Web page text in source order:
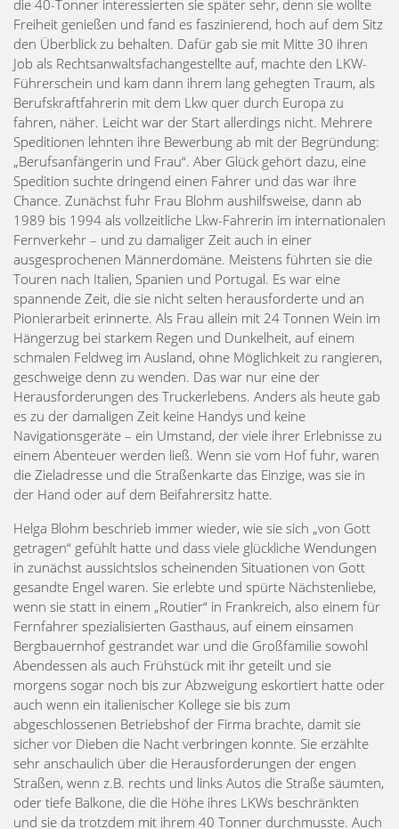
die 40-Tonner interessierten sie später sehr, denn sie wollte
Freiheit genießen und fand es faszinierend, hoch auf dem Sitz
den Überblick zu behalten. Dafür gab sie mit Mitte 30 ihren
Job als Rechtsanwaltsfachangestellte auf, machte den LKW-
Führerschein und kam dann ihrem lang gehegten Traum, als
Berufskraftfahrerin mit dem Lkw quer durch Europa zu
fahren, näher. Leicht war der Start allerdings nicht. Mehrere
Speditionen lehnten ihre Bewerbung ab mit der Begründung:
„Berufsanfängerin und Frau“. Aber Glück gehört dazu, eine
Spedition suchte dringend einen Fahrer und das war ihre
Chance. Zunächst fuhr Frau Blohm aushilfsweise, dann ab
1989 bis 1994 als vollzeitliche Lkw-Fahrerin im internationalen
Fernverkehr – und zu damaliger Zeit auch in einer
ausgesprochenen Männerdomäne. Meistens führten sie die
Touren nach Italien, Spanien und Portugal. Es war eine
spannende Zeit, die sie nicht selten herausforderte und an
Pionierarbeit erinnerte. Als Frau allein mit 24 Tonnen Wein im
Hängerzug bei starkem Regen und Dunkelheit, auf einem
schmalen Feldweg im Ausland, ohne Möglichkeit zu rangieren,
geschweige denn zu wenden. Das war nur eine der
Herausforderungen des Truckerlebens. Anders als heute gab
es zu der da­maligen Zeit keine Handys und keine
Navigationsgeräte – ein Umstand, der viele ihrer Erlebnisse zu
einem Abenteuer werden ließ. Wenn sie vom Hof fuhr, waren
die Zieladresse und die Straßenkarte das Einzige, was sie in
der Hand oder auf dem Beifahrersitz hatte.
Helga Blohm beschrieb immer wieder, wie sie sich „von Gott
getragen“ gefühlt hatte und dass viele glückliche Wendungen
in zunächst aussichtslos scheinenden Situationen von Gott
gesandte Engel waren. Sie erlebte und spürte Nächstenliebe,
wenn sie statt in einem „Routier“ in Frankreich, also einem für
Fernfahrer spezialisierten Gasthaus, auf einem einsamen
Bergbauernhof gestrandet war und die Großfamilie sowohl
Abendessen als auch Frühstück mit ihr geteilt und sie
morgens sogar noch bis zur Abzweigung eskortiert hatte oder
auch wenn ein italienischer Kollege sie bis zum
abgeschlossenen Betriebshof der Firma brachte, damit sie
sicher vor Dieben die Nacht verbringen konnte. Sie erzählte
sehr anschaulich über die Herausforderungen der engen
Straßen, wenn z.B. rechts und links Autos die Straße säumten,
oder tiefe Balkone, die die Höhe ihres LKWs beschränkten
und sie da trotzdem mit ihrem 40 Tonner durchmusste. Auch